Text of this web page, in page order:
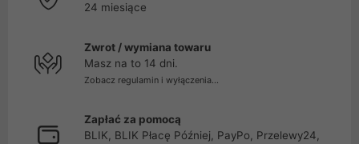
24 miesiące
Zwrot / wymiana towaru
Masz na to 14 dni.
Zobacz regulamin i wyłączenia...
Zapłać za pomocą
BLIK, BLIK Płacę Później, PayPo, Przelewy24,